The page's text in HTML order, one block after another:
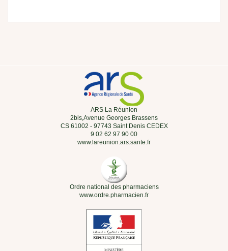
ARS La Réunion
2bis,Avenue Georges Brassens
CS 61002 - 97743 Saint Denis CEDEX
9 02 62 97 90 00
www.lareunion.ars.sante.fr
Ordre national des pharmaciens
www.ordre.pharmacien.fr